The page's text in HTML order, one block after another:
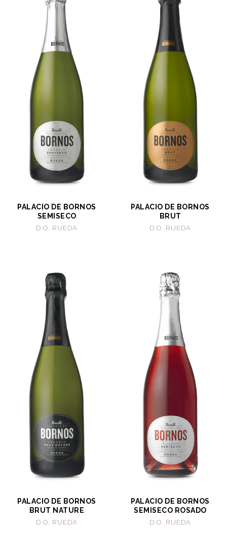
PALACIO DE BORNOS
SEMISECO
D.O. RUEDA
PALACIO DE BORNOS
BRUT
D.O. RUEDA
PALACIO DE BORNOS
BRUT NATURE
D.O. RUEDA
PALACIO DE BORNOS
SEMISECO ROSADO
D.O. RUEDA